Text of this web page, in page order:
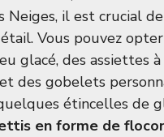
Neiges, il est crucial
Vous pouvez
glacé, des assiettes à
des gobelets
étincelles de
en forme de